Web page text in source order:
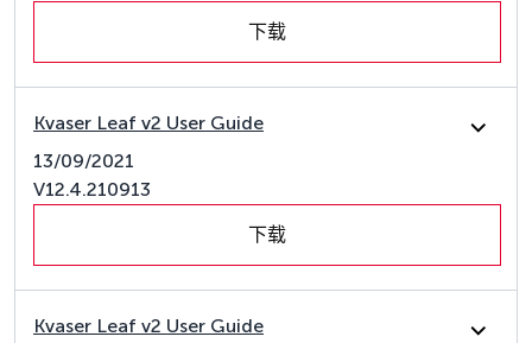
下载
Kvaser Leaf v2 User Guide
13/09/2021
V12.4.210913
下载
Kvaser Leaf v2 User Guide